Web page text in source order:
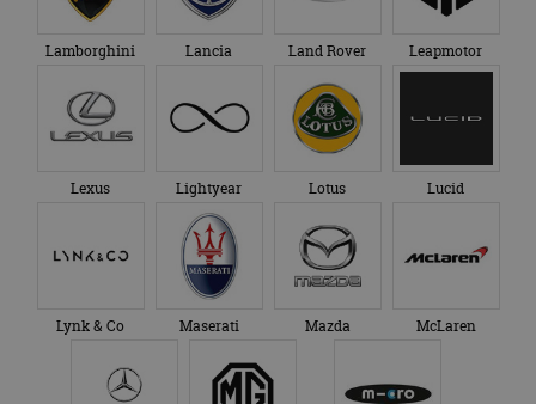
Lamborghini Lancia Land Rover Leapmotor
Lexus Lightyear Lotus Lucid
Lynk & Co Maserati Mazda McLaren